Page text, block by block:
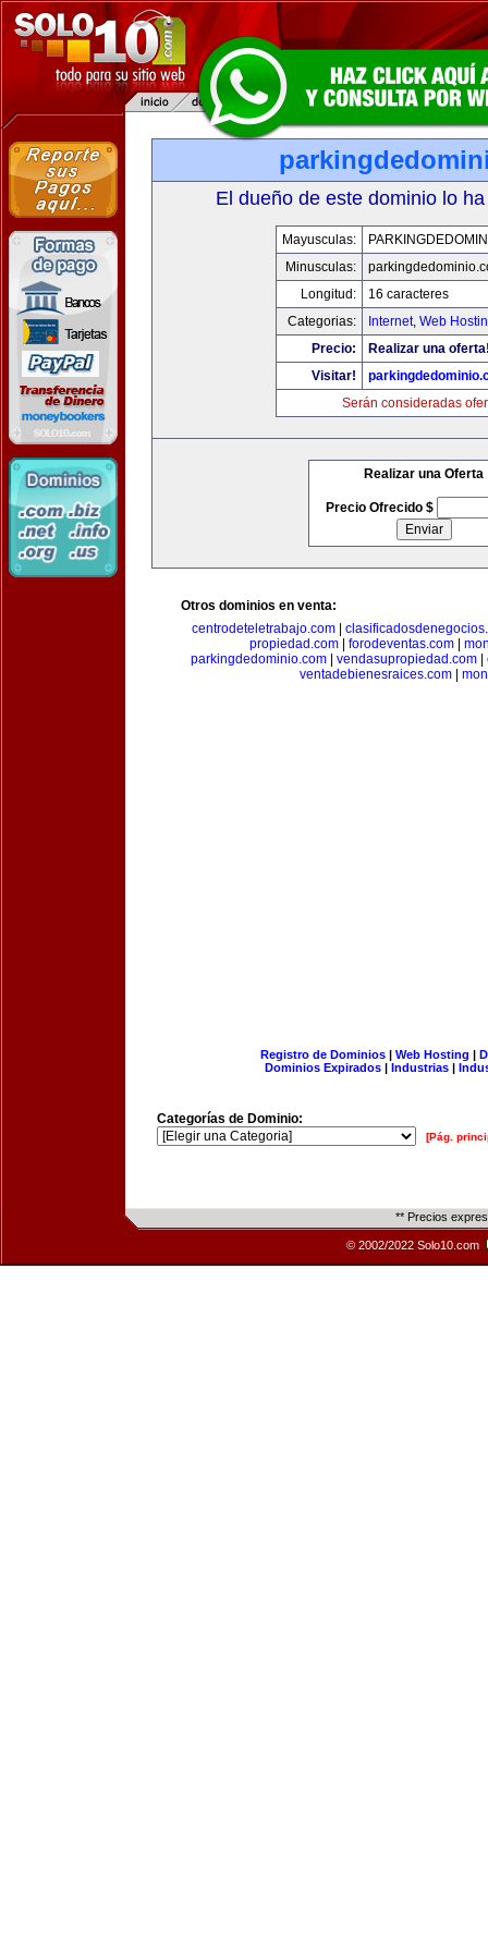
El dueño de este dominio lo
Mayusculas:
Minusculas:
Longitud:
16 caracteres
Categorias:
Internet, Web
Precio:
Realizar una
Visitar!
Serán consideradas
Realizar una Oferta
Precio Ofrecido $
Otros dominios en venta:
centrodeteletrabajo.com
propiedad.com
forodeventas.com
parkingdedominio.com| vendasupropiedad.com|
ventadebienesraices.com
Registro de Dominios| Web Hosting |
Dominios Expirados | Industrias |
Categorías de Dominio:
[Pág.
** Precios
© 2002/2022 Solo10.com